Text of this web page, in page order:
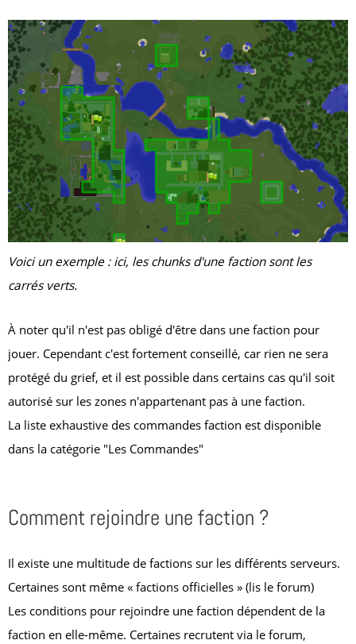
Voici un exemple : ici, les chunks d'une faction sont les
carrés verts.
À noter qu'il n'est pas obligé d'être dans une faction pour
jouer. Cependant c'est fortement conseillé, car rien ne sera
protégé du grief, et il est possible dans certains cas qu'il soit
autorisé sur les zones n'appartenant pas à une faction.
La liste exhaustive des commandes faction est disponible
dans la catégorie "Les Commandes"
Comment rejoindre une faction ?
Il existe une multitude de factions sur les différents serveurs.
Certaines sont même « factions officielles » (lis le forum)
Les conditions pour rejoindre une faction dépendent de la
faction en elle-même. Certaines recrutent via le forum,